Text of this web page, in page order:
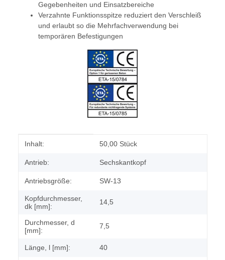
Gegebenheiten und Einsatzbereiche
Verzahnte Funktionsspitze reduziert den Verschleiß
und erlaubt so die Mehrfachverwendung bei
temporären Befestigungen
Produkteigenschaft
Wert
Inhalt: 50,00 Stück
Antrieb: Sechskantkopf
Antriebsgröße: SW-13
Kopfdurchmesser,
dk [mm]:
14,5
Durchmesser, d
[mm]:
7,5
Länge, l [mm]: 40